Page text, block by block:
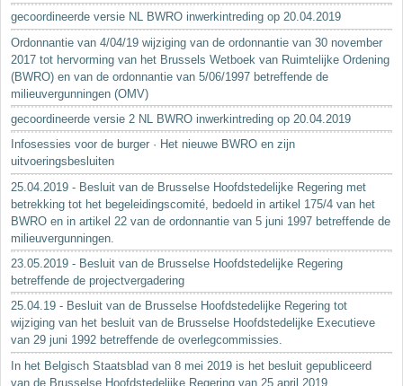
gecoordineerde versie NL BWRO inwerkintreding op 20.04.2019
Ordonnantie van 4/04/19 wijziging van de ordonnantie van 30 november
2017 tot hervorming van het Brussels Wetboek van Ruimtelijke Ordening
(BWRO) en van de ordonnantie van 5/06/1997 betreffende de
milieuvergunningen (OMV)
gecoordineerde versie 2 NL BWRO inwerkintreding op 20.04.2019
Infosessies voor de burger · Het nieuwe BWRO en zijn
uitvoeringsbesluiten
25.04.2019 - Besluit van de Brusselse Hoofdstedelijke Regering met
betrekking tot het begeleidingscomité, bedoeld in artikel 175/4 van het
BWRO en in artikel 22 van de ordonnantie van 5 juni 1997 betreffende de
milieuvergunningen.
23.05.2019 - Besluit van de Brusselse Hoofdstedelijke Regering
betreffende de projectvergadering
25.04.19 - Besluit van de Brusselse Hoofdstedelijke Regering tot
wijziging van het besluit van de Brusselse Hoofdstedelijke Executieve
van 29 juni 1992 betreffende de overlegcommissies.
In het Belgisch Staatsblad van 8 mei 2019 is het besluit gepubliceerd
van de Brusselse Hoofdstedelijke Regering van 25 april 2019...